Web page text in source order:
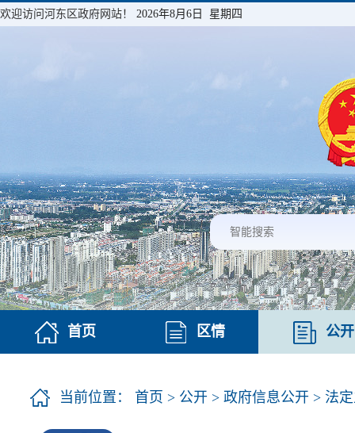
欢迎访问河东区政府网站！ 2026年8月6日 星期四
首页 区情 公开
当前位置： 首页 > 公开 > 政府信息公开 > 法